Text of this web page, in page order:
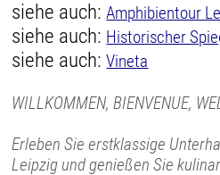
siehe auch:Amphibientour
siehe auch: Historischer
siehe auch:Vineta
WILLKOMMEN, BIENVENUE,
Erleben Sie erstklassige
Leipzig und genießen Sie